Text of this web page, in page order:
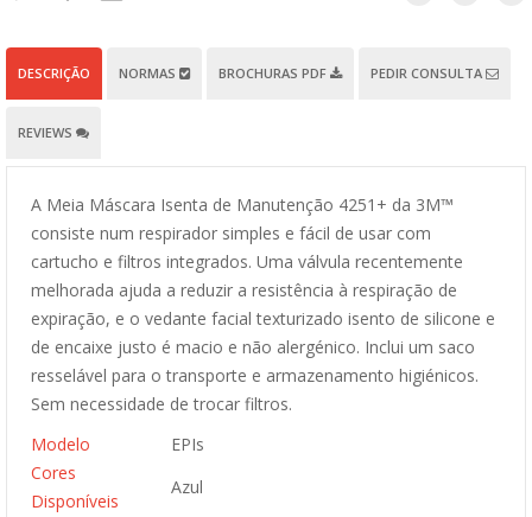
DESCRIÇÃO NORMAS BROCHURAS PDF PEDIR CONSULTA
REVIEWS
A Meia Máscara Isenta de Manutenção 4251+ da 3M™
consiste num respirador simples e fácil de usar com
cartucho e filtros integrados. Uma válvula recentemente
melhorada ajuda a reduzir a resistência à respiração de
expiração, e o vedante facial texturizado isento de silicone e
de encaixe justo é macio e não alergénico. Inclui um saco
resselável para o transporte e armazenamento higiénicos.
Sem necessidade de trocar filtros.
Modelo
EPIs
Cores
Disponíveis
Azul